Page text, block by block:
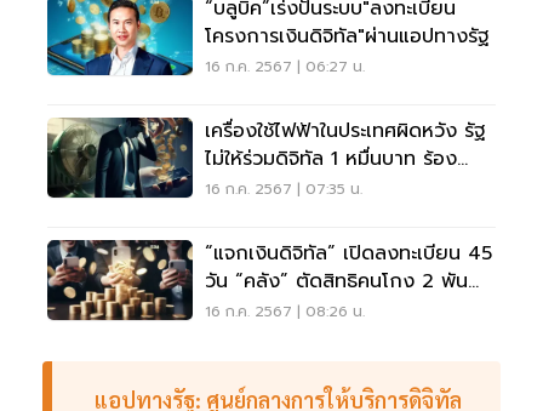
“บลูบิค”เร่งปั้นระบบ"ลงทะเบียน
โครงการเงินดิจิทัล"ผ่านแอปทางรัฐ
16 ก.ค. 2567 | 06:27 น.
เครื่องใช้ไฟฟ้าในประเทศผิดหวัง รัฐ
ไม่ให้ร่วมดิจิทัล 1 หมื่นบาท ร้อง
ทบทวน
16 ก.ค. 2567 | 07:35 น.
“แจกเงินดิจิทัล” เปิดลงทะเบียน 45
วัน “คลัง” ตัดสิทธิคนโกง 2 พัน
ราย
16 ก.ค. 2567 | 08:26 น.
แอปทางรัฐ: ศูนย์กลางการให้บริการดิจิทัล